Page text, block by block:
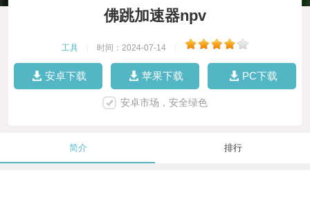
佛跳加速器npv
工具 时间：2024-07-14
安卓下载 苹果下载 PC下载
安卓市场，安全绿色
简介 排行